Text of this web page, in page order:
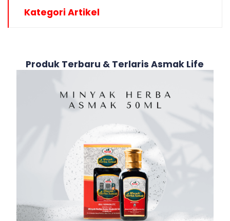
Kategori Artikel
Produk Terbaru & Terlaris Asmak Life